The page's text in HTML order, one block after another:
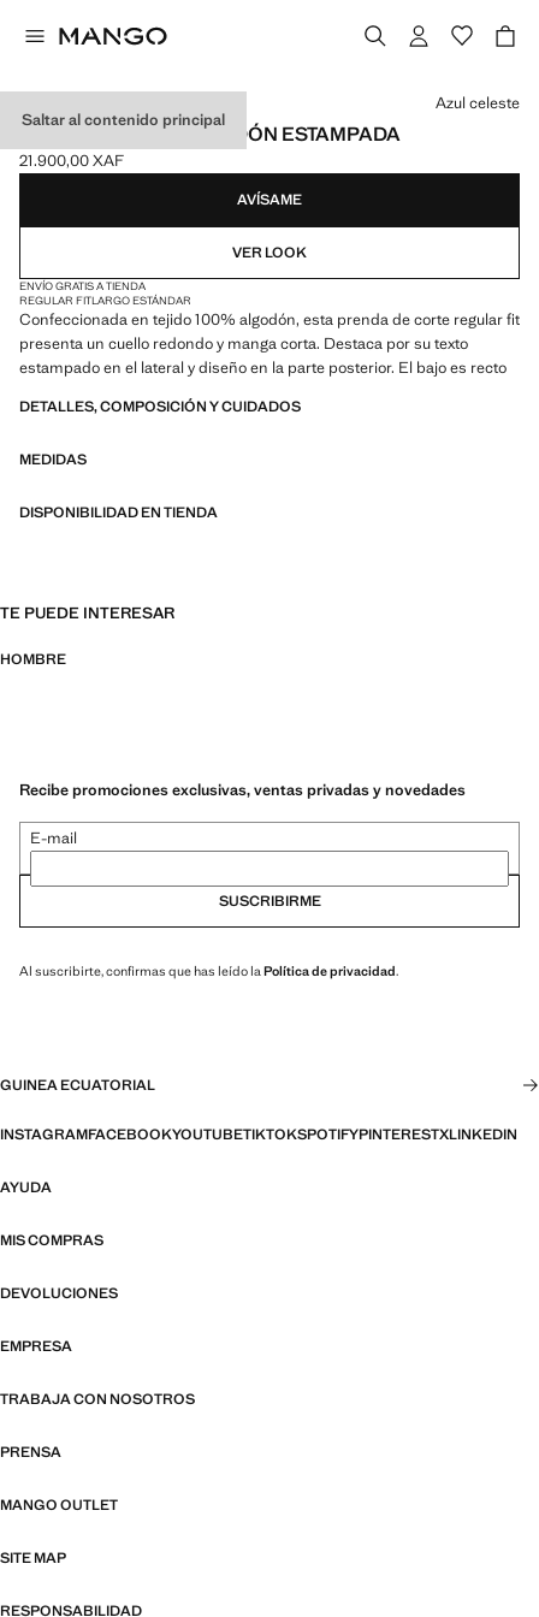
Saltar al contenido principal
CAMISETA 100% ALGODÓN ESTAMPADA
Precio actual [21.900,00 XAF ]
21.900,00 XAF
Selecciona un color
Azul celeste
AVÍSAME
VER LOOK
ENVÍO GRATIS A TIENDA
REGULAR FITLARGO ESTÁNDAR
Confeccionada en tejido 100% algodón, esta prenda de corte regular fit
presenta un cuello redondo y manga corta. Destaca por su texto
estampado en el lateral y diseño en la parte posterior. El bajo es recto
DETALLES, COMPOSICIÓN Y CUIDADOS
MEDIDAS
DISPONIBILIDAD EN TIENDA
TE PUEDE INTERESAR
HOMBRE
Recibe promociones exclusivas, ventas privadas y novedades
E-mail
SUSCRIBIRME
Al suscribirte, confirmas que has leído la Política de privacidad.
GUINEA ECUATORIAL
INSTAGRAMFACEBOOKYOUTUBETIKTOKSPOTIFYPINTERESTXLINKEDIN
AYUDA
MIS COMPRAS
DEVOLUCIONES
EMPRESA
TRABAJA CON NOSOTROS
PRENSA
MANGO OUTLET
SITE MAP
RESPONSABILIDAD